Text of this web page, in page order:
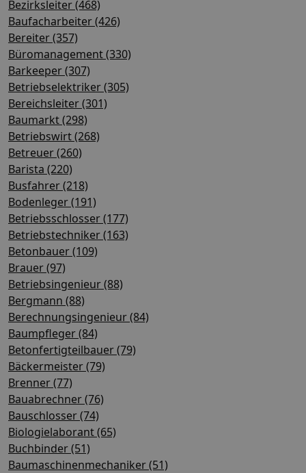
Bezirksleiter (468)
Baufacharbeiter (426)
Bereiter (357)
Büromanagement (330)
Barkeeper (307)
Betriebselektriker (305)
Bereichsleiter (301)
Baumarkt (298)
Betriebswirt (268)
Betreuer (260)
Barista (220)
Busfahrer (218)
Bodenleger (191)
Betriebsschlosser (177)
Betriebstechniker (163)
Betonbauer (109)
Brauer (97)
Betriebsingenieur (88)
Bergmann (88)
Berechnungsingenieur (84)
Baumpfleger (84)
Betonfertigteilbauer (79)
Bäckermeister (79)
Brenner (77)
Bauabrechner (76)
Bauschlosser (74)
Biologielaborant (65)
Buchbinder (51)
Baumaschinenmechaniker (51)